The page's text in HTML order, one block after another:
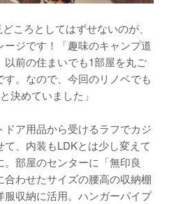
ころとしてはずせないのが、
ジです！「趣味のキャンプ道
前の住まいでも1部屋を丸ご
す。なので、今回のリノベでも
決めていました」
ドア用品から受けるラフでカジ
て、内装もLDKとは少し変えて
。部屋のセンターに「無印良
わせたサイズの腰高の収納棚
服収納に活用。ハンガーパイプ